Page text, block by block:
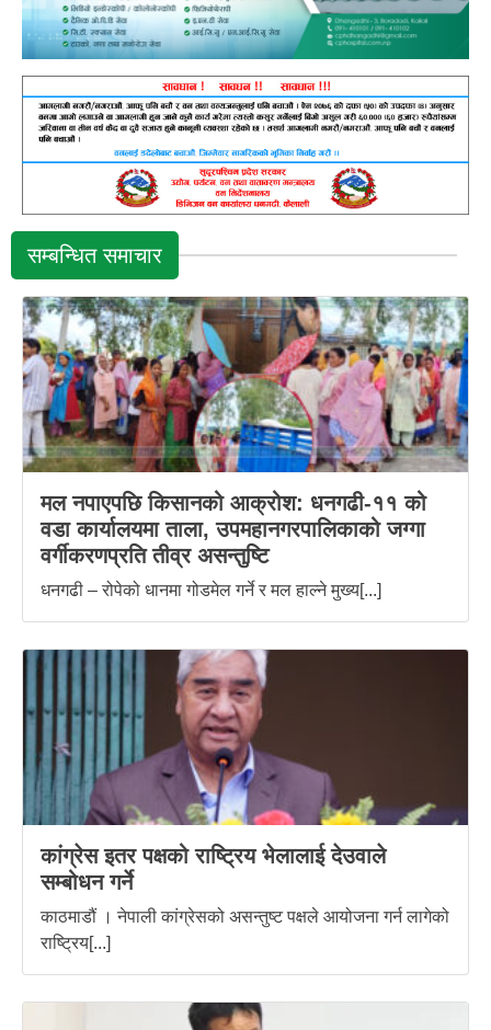
सम्बन्धित समाचार
मल नपाएपछि किसानको आक्रोश: धनगढी-११ को
वडा कार्यालयमा ताला, उपमहानगरपालिकाको जग्गा
वर्गीकरणप्रति तीव्र असन्तुष्टि
धनगढी – रोपेको धानमा गोडमेल गर्ने र मल हाल्ने मुख्य[...]
कांग्रेस इतर पक्षको राष्ट्रिय भेलालाई देउवाले
सम्बोधन गर्ने
काठमाडौं । नेपाली कांग्रेसको असन्तुष्ट पक्षले आयोजना गर्न लागेको
राष्ट्रिय[...]